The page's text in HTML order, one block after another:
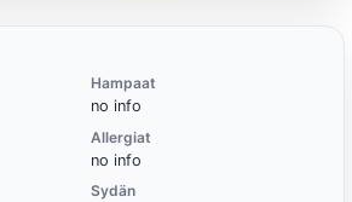
Hampaat
no info
Allergiat
no info
Sydän